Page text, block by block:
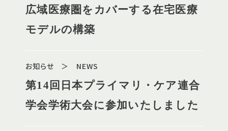
広域医療圏をカバーする在宅医療
モデルの構築
お知らせ ＞ NEWS
第14回日本プライマリ・ケア連合
学会学術大会に参加いたしました